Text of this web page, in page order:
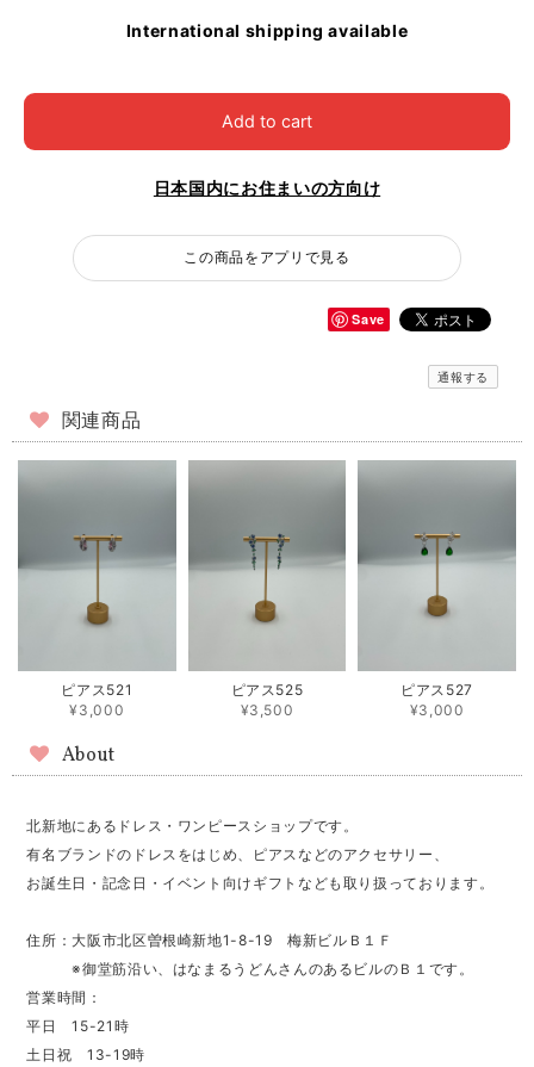
International shipping available
Add to cart
日本国内にお住まいの方向け
この商品をアプリで見る
Save
通報する
関連商品
ピアス521
¥3,000
ピアス525
¥3,500
ピアス527
¥3,000
About
北新地にあるドレス・ワンピースショップです。
有名ブランドのドレスをはじめ、ピアスなどのアクセサリー、
お誕生日・記念日・イベント向けギフトなども取り扱っております。
住所：大阪市北区曽根崎新地1-8-19 梅新ビルＢ１Ｆ
※御堂筋沿い、はなまるうどんさんのあるビルのＢ１です。
営業時間：
平日 15-21時
土日祝 13-19時